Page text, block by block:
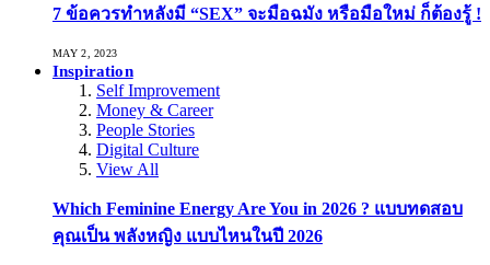
7 ข้อควรทำหลังมี “SEX” จะมือฉมัง หรือมือใหม่ ก็ต้องรู้ !
MAY 2, 2023
Inspiration
Self Improvement
Money & Career
People Stories
Digital Culture
View All
Which Feminine Energy Are You in 2026 ? แบบทดสอบ
คุณเป็น พลังหญิง แบบไหนในปี 2026